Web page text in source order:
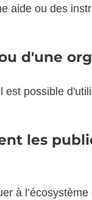
aide ou des
d'une
est possible
les
à